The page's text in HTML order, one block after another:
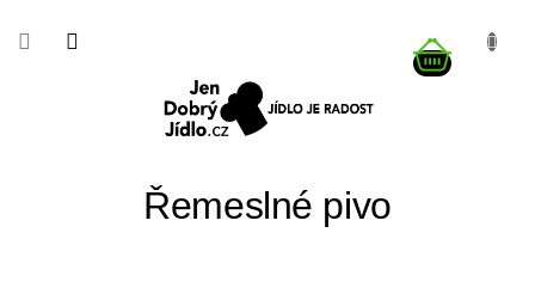
obsah
Řemeslné pivo